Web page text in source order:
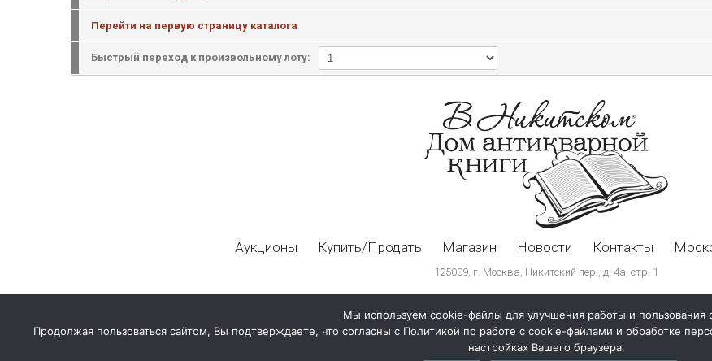
Перейти на первую страницу каталога
Быстрый переход к произвольному лоту:
Аукционы Купить/Продать Магазин Новости Контакты
125009, г. Москва, Никитский пер., д. 4а, стр. 1
Мы используем cookie-файлы для улучшения работы и пользования
Продолжая пользоваться сайтом, Вы подтверждаете, что согласны с Политикой по работе с cookie-файлами и обработке
настройках Вашего браузера.